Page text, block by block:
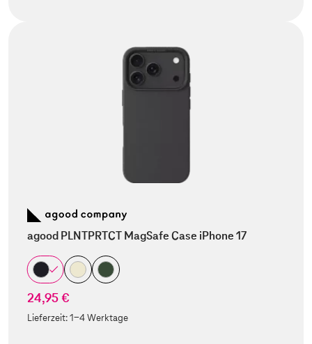
agood PLNTPRTCT MagSafe Case iPhone 17
24,95 €
Lieferzeit:1-4 Werktage